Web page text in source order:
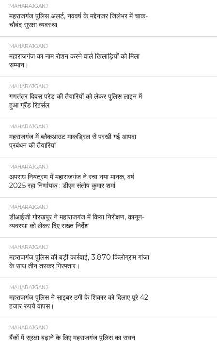
MAHARAJGANJ
महराजगंज पुलिस अलर्ट, नववर्ष के मद्देनजर जिलेभर में चाक-
चौबंद सुरक्षा व्यवस्था
MAHARAJGANJ
महाराजगंज का नाम रोशन करने वाले खिलाड़ियों को मिला
सम्मान।
MAHARAJGANJ
गणतंत्र दिवस परेड की तैयारियों को लेकर पुलिस लाइन में
हुआ ग्रैंड रिहर्सल
MAHARAJGANJ
महराजगंज में ब्लैकआउट माकड्रिल से परखी गई आपदा
प्रबंधन की तैयारियां
MAHARAJGANJ
अपराध नियंत्रण में महाराजगंज ने रचा नया मानक, वर्ष
2025 रहा निर्णायक : डीएम संतोष कुमार शर्मा
MAHARAJGANJ
डीआईजी गोरखपुर ने महाराजगंज में किया निरीक्षण, कानून-
व्यवस्था को लेकर दिए सख्त निर्देश
MAHARAJGANJ
महराजगंज पुलिस की बड़ी कार्रवाई, 3.870 किलोग्राम गांजा
के साथ तीन तस्कर गिरफ्तार।
MAHARAJGANJ
महराजगंज पुलिस ने साइबर ठगी के शिकार को दिलाए पूरे 42
हजार रुपये वापस।
MAHARAJGANJ
बैंकों में सुरक्षा बढ़ाने के लिए महराजगंज पुलिस का सघन